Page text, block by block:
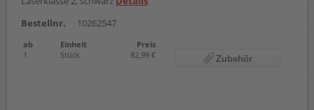
Bestellnr.
10262547
ab Einheit
Preis
1
Stück 82,99 € Zubehör